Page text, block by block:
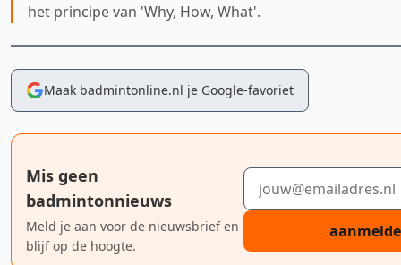
het principe van 'Why, How, What'.
Maak badmintonline.nl je Google-favoriet
Mis geen
badmintonnieuws
Meld je aan voor de nieuwsbrief en
blijf op de hoogte.
E-mailadres